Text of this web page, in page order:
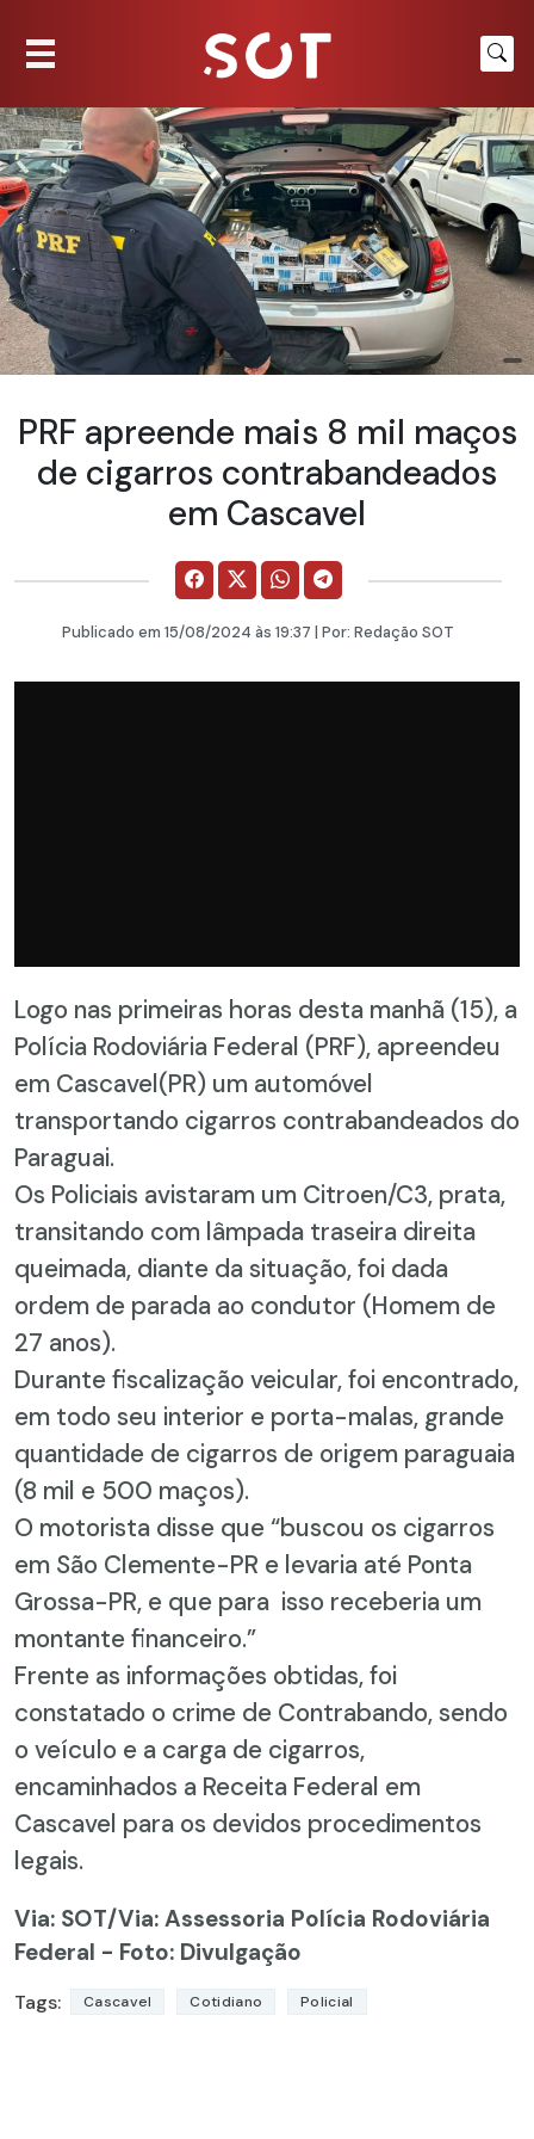
PRF apreende mais 8 mil maços
de cigarros contrabandeados
em Cascavel
Publicado em 15/08/2024 às 19:37 | Por: Redação SOT
Logo nas primeiras horas desta manhã (15), a
Polícia Rodoviária Federal (PRF), apreendeu
em Cascavel(PR) um automóvel
transportando cigarros contrabandeados do
Paraguai.
Os Policiais avistaram um Citroen/C3, prata,
transitando com lâmpada traseira direita
queimada, diante da situação, foi dada
ordem de parada ao condutor (Homem de
27 anos).
Durante fiscalização veicular, foi encontrado,
em todo seu interior e porta-malas, grande
quantidade de cigarros de origem paraguaia
(8 mil e 500 maços).
O motorista disse que “buscou os cigarros
em São Clemente-PR e levaria até Ponta
Grossa-PR, e que para isso receberia um
montante financeiro.”
Frente as informações obtidas, foi
constatado o crime de Contrabando, sendo
o veículo e a carga de cigarros,
encaminhados a Receita Federal em
Cascavel para os devidos procedimentos
legais.
Via: SOT/Via: Assessoria Polícia Rodoviária
Federal - Foto: Divulgação
Tags: Cascavel Cotidiano Policial